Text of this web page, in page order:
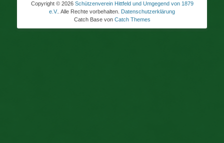
Copyright © 2026 Schützenverein Hittfeld und Umgegend von 1879
e.V. . Alle Rechte vorbehalten. Datenschutzerklärung
Catch Base von Catch Themes